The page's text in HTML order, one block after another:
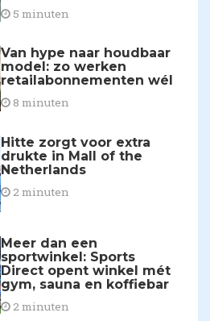
5 minuten
Van hype naar houdbaar
model: zo werken
retailabonnementen wél
8 minuten
Hitte zorgt voor extra
drukte in Mall of the
Netherlands
2 minuten
Meer dan een
sportwinkel: Sports
Direct opent winkel mét
gym, sauna en koffiebar
2 minuten